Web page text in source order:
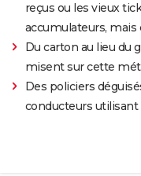
reçus ou les vieux
accumulateurs,
Du carton au lieu du
misent sur cette
Des policiers
conducteurs